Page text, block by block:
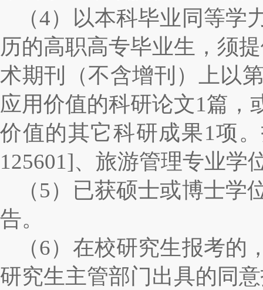
（4）以本科毕业同等学
历的高职高专毕业生，须
术期刊（不含增刊）上以
应用价值的科研论文1篇，
价值的其它科研成果1项
125601]、旅游管理专业学
（5）已获硕士或博士学
告。
（6）在校研究生报考的
研究生主管部门出具的同